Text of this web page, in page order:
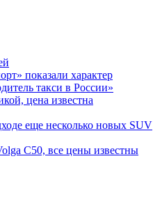
показали характер
такси в России»
цена известна
еще несколько новых SUV
C50, все цены известны